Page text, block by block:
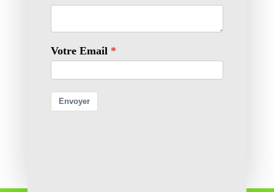
Enregistrer mon nom, mon e-mail et mon site dans
le navigateur pour mon prochain commentaire.